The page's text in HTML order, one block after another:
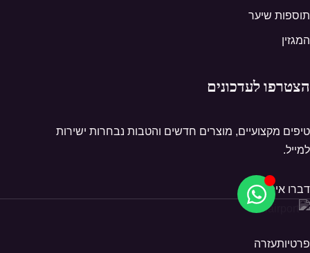
תוספות שיער
המגזין
הצטרפו לעדכונים
טיפים מקצועיים, מוצרים חדשים והטבות נבחרות ישירות
למייל.
דברו איתנו
פרטיותעזרה